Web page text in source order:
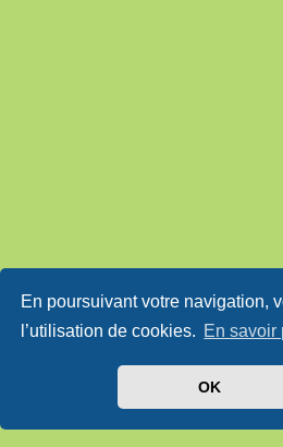
En poursuivant votre navigation,
l’utilisation de cookies. En savoir
OK